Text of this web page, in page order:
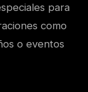
para
como
o eventos